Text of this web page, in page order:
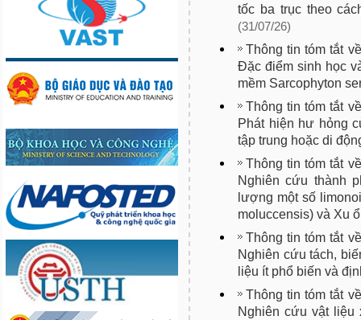
tốc ba trục theo
(31/07/26)
Thông tin tóm tắt
Đặc điểm sinh học
mềm Sarcophyton
Thông tin tóm tắt
Phát hiện hư hỏng
tập trung hoặc di
Thông tin tóm tắt
Nghiên cứu thành
lượng một số
moluccensis) và Xu
Thông tin tóm tắt
Nghiên cứu tách,
liệu ít phổ biến và
Thông tin tóm tắt
Nghiên cứu vật